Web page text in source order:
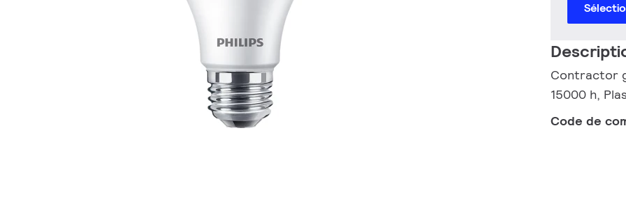
Contractor
15000 h,
Code de